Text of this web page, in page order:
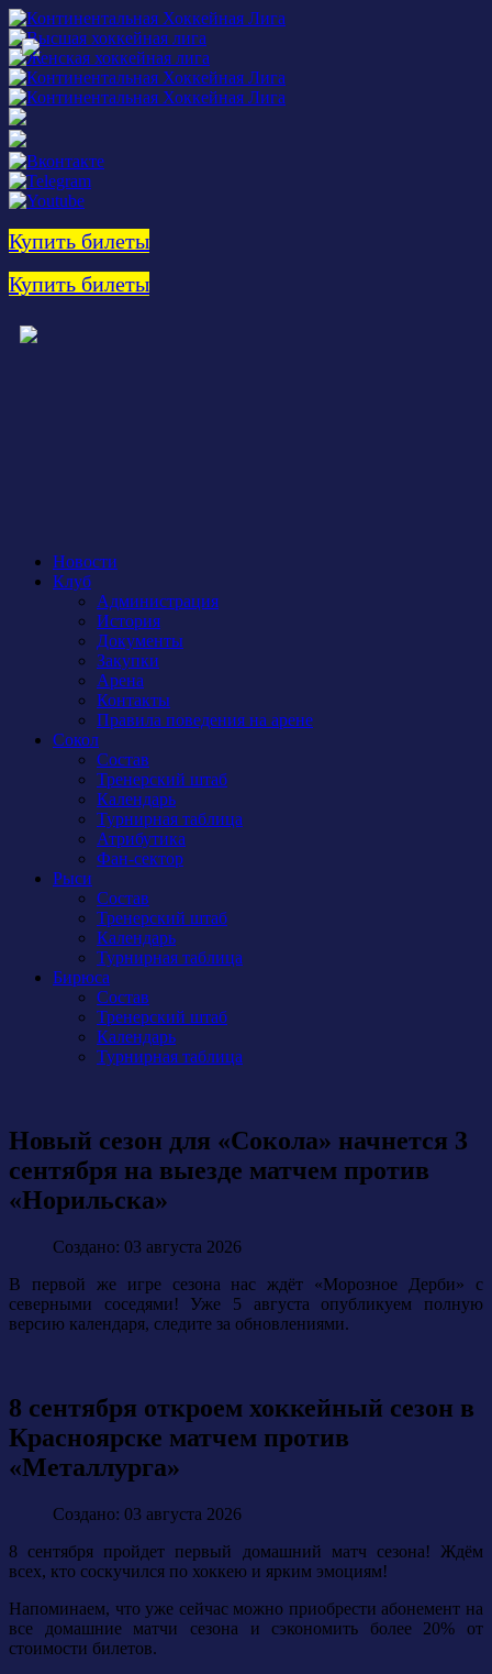
Купить билеты
Купить билеты
Новости
Клуб
Администрация
История
Документы
Закупки
Арена
Контакты
Правила поведения на арене
Сокол
Состав
Тренерский штаб
Календарь
Турнирная таблица
Атрибутика
Фан-сектор
Рыси
Состав
Тренерский штаб
Календарь
Турнирная таблица
Бирюса
Состав
Тренерский штаб
Календарь
Турнирная таблица
Новый сезон для «Сокола» начнется 3
сентября на выезде матчем против
«Норильска»
Создано: 03 августа 2026
В первой же игре сезона нас ждёт «Морозное Дерби» с
северными соседями! Уже 5 августа опубликуем полную
версию календаря, следите за обновлениями.
8 сентября откроем хоккейный сезон в
Красноярске матчем против
«Металлурга»
Создано: 03 августа 2026
8 сентября пройдет первый домашний матч сезона! Ждём
всех, кто соскучился по хоккею и ярким эмоциям!
Напоминаем, что уже сейчас можно приобрести абонемент на
все домашние матчи сезона и сэкономить более 20% от
стоимости билетов.